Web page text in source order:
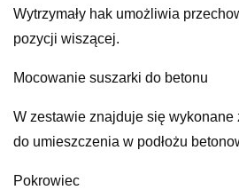
Wytrzymały hak umożliwia
pozycji wiszącej.
Mocowanie suszarki do betonu
W zestawie znajduje się wykonane
do umieszczenia w podłożu
Pokrowiec